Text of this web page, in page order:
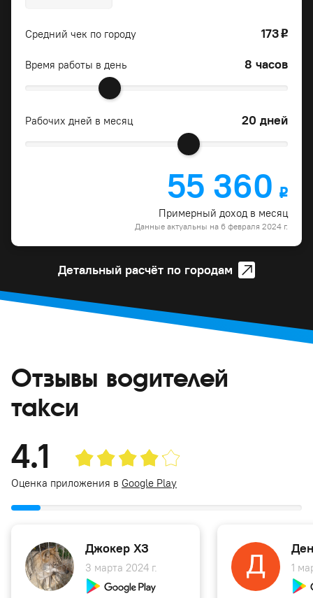
Средний чек по городу 173 o
Время работы в день 8 часов
Рабочих дней в месяц 20 дней
Примерный доход в месяц
55 360 o
Данные актуальны на 6 февраля 2024 г.
Детальный расчёт по городам
Отзывы водителей
такси
4.1
Оценка приложения в Google Play
Джокер ХЗ
3 марта 2024 г. 1